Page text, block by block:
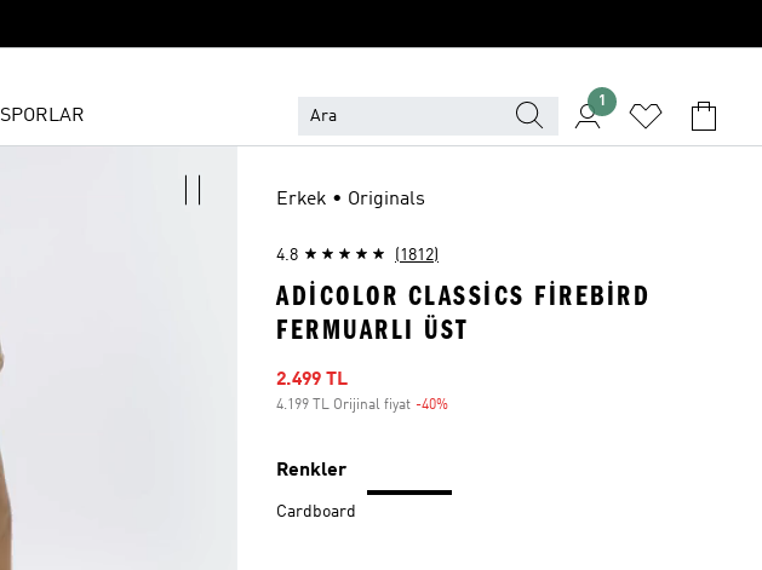
SPORLAR
1
Erkek • Originals
4.8 (1812)
ADICOLOR CLASSICS FIREBIRD
FERMUARLI ÜST
İndirimli fiyat
2.499 TL
4.199 TL Orijinal fiyat -40%
Renkler
Cardboard